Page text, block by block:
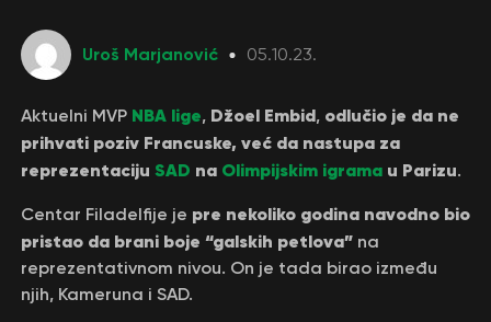
Uroš Marjanović 05.10.23.
Aktuelni MVP NBA lige, Džoel Embid,odlučio je da ne
prihvati poziv Francuske, već da nastupa za
reprezentaciju SAD na Olimpijskim igramau Parizu.
Centar Filadelfije je pre nekoliko godina navodno bio
pristao da brani boje “galskih petlova”na
reprezentativnom nivou. On je tada birao između
njih, Kameruna i SAD.